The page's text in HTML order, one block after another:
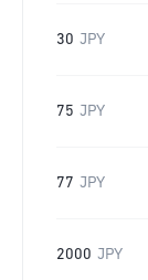
30 JPY
75 JPY
77 JPY
2000 JPY